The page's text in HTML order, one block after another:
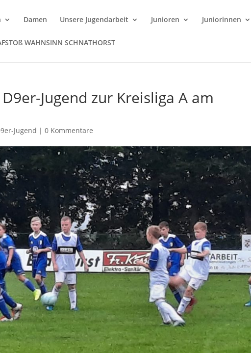
Damen Unsere Jugendarbeit Junioren Juniorinnen
WAHNSINN SCHNATHORST
Jugend zur Kreisliga A am
Jugend |0 Kommentare